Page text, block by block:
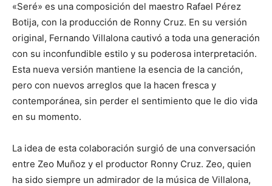
«Seré» es una composición del maestro Rafael Pérez
Botija, con la producción de Ronny Cruz. En su versión
original, Fernando Villalona cautivó a toda una generación
con su inconfundible estilo y su poderosa interpretación.
Esta nueva versión mantiene la esencia de la canción,
pero con nuevos arreglos que la hacen fresca y
contemporánea, sin perder el sentimiento que le dio vida
en su momento.
La idea de esta colaboración surgió de una conversación
entre Zeo Muñoz y el productor Ronny Cruz. Zeo, quien
ha sido siempre un admirador de la música de Villalona,